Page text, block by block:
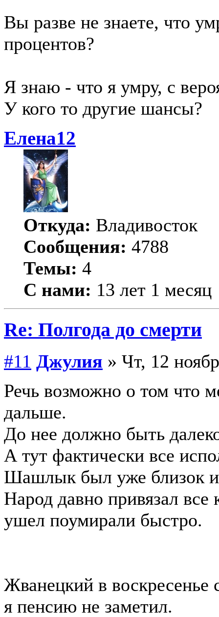
Вы разве не знаете, что
процентов?
Я знаю - что я умру, с
У кого то другие шансы?
Елена12
Откуда: Владивосток
Сообщения: 4788
Темы: 4
С нами: 13 лет 1 месяц
Re: Полгода до смерти
#11 Джулия » Чт, 12
Речь возможно о том что
дальше.
До нее должно быть
А тут фактически все
Шашлык был уже близок и
Народ давно привязал все
ушел поумирали быстро.
Жванецкий в воскресенье
я пенсию не заметил.